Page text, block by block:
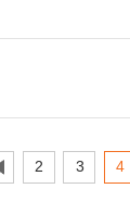
2 3 4